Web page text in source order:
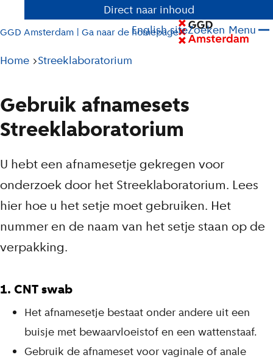
Direct naar inhoud
GGD Amsterdam | Ga naar de homepage
English siteZoeken Menu
Pad
huidige
Home Streeklaboratorium
Gebruik afnamesets
Streeklaboratorium
U hebt een afnamesetje gekregen voor
onderzoek door het Streeklaboratorium. Lees
hier hoe u het setje moet gebruiken. Het
nummer en de naam van het setje staan op de
verpakking.
1. CNT swab
Het afnamesetje bestaat onder andere uit een
buisje met bewaarvloeistof en een wattenstaaf.
Gebruik de afnameset voor vaginale of anale